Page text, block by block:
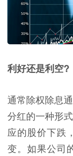
利好还是利空?
通常除权除息
分红的一种形
应的股价下跌
变。如果公司